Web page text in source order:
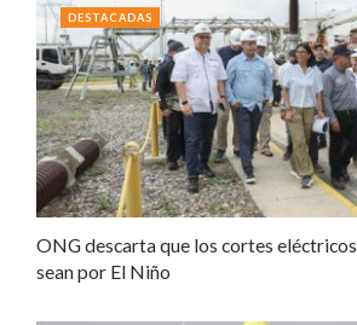
ONG descarta que los cortes
sean por El Niño
DESTACADAS